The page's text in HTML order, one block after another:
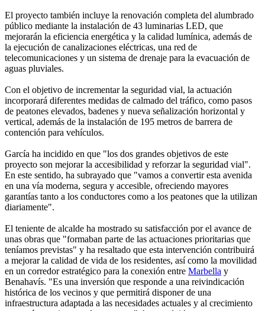
El proyecto también incluye la renovación completa del alumbrado
público mediante la instalación de 43 luminarias LED, que
mejorarán la eficiencia energética y la calidad lumínica, además de
la ejecución de canalizaciones eléctricas, una red de
telecomunicaciones y un sistema de drenaje para la evacuación de
aguas pluviales.
Con el objetivo de incrementar la seguridad vial, la actuación
incorporará diferentes medidas de calmado del tráfico, como pasos
de peatones elevados, badenes y nueva señalización horizontal y
vertical, además de la instalación de 195 metros de barrera de
contención para vehículos.
García ha incidido en que "los dos grandes objetivos de este
proyecto son mejorar la accesibilidad y reforzar la seguridad vial".
En este sentido, ha subrayado que "vamos a convertir esta avenida
en una vía moderna, segura y accesible, ofreciendo mayores
garantías tanto a los conductores como a los peatones que la utilizan
diariamente".
El teniente de alcalde ha mostrado su satisfacción por el avance de
unas obras que "formaban parte de las actuaciones prioritarias que
teníamos previstas" y ha resaltado que esta intervención contribuirá
a mejorar la calidad de vida de los residentes, así como la movilidad
en un corredor estratégico para la conexión entre Marbella y
Benahavís. "Es una inversión que responde a una reivindicación
histórica de los vecinos y que permitirá disponer de una
infraestructura adaptada a las necesidades actuales y al crecimiento